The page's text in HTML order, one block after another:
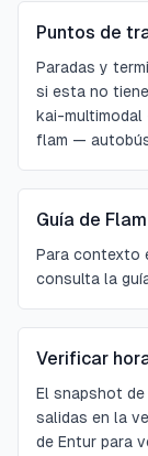
Puntos de
Paradas y
si esta no
kai-multimodal
flam — autobús
Guía de Flam
Para contexto
consulta la
Verificar
El snapshot
salidas en la
de Entur para